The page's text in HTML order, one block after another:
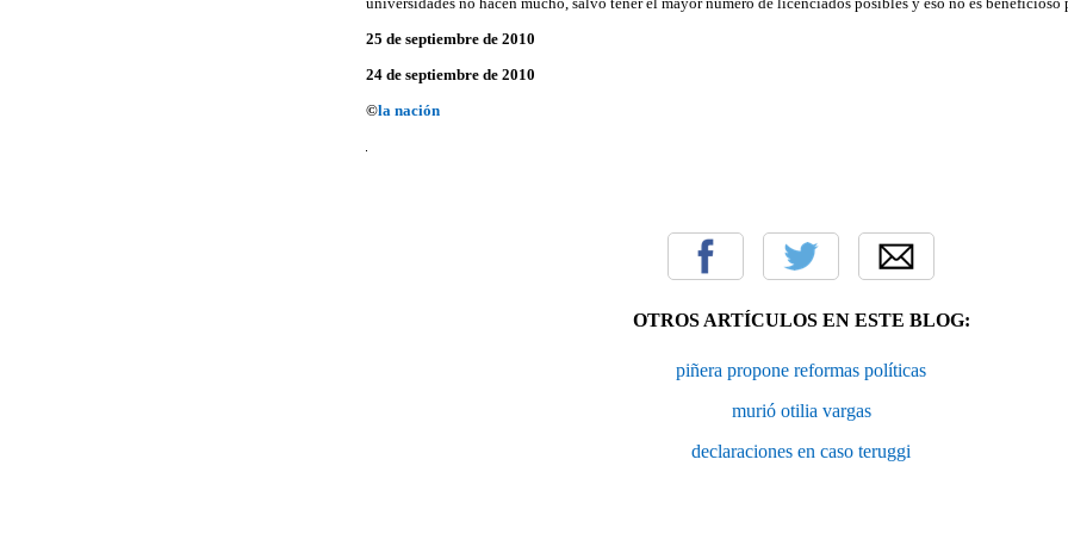
25 de septiembre de 2010
24 de septiembre de 2010
©la nación
OTROS ARTÍCULOS EN ESTE BLOG:
piñera propone reformas políticas
murió otilia vargas
declaraciones en caso teruggi